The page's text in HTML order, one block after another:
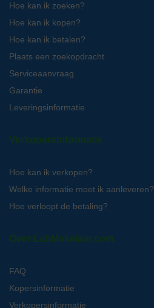
Hoe kan ik zoeken?
Hoe kan ik kopen?
Hoe kan ik betalen?
Plaats een zoekopdracht
Serviceaanvraag
Garantie
Leveringsinformatie
Verkopersinformatie
Hoe kan ik verkopen?
Welke informatie moet ik aanleveren?
Hoe verloopt de betaling?
Over LabMakelaar.com
FAQ
Kopersinformatie
Verkopersinformatie